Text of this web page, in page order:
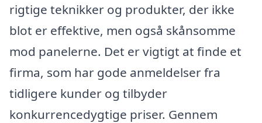
rigtige teknikker og produkter, der ikke
blot er effektive, men også skånsomme
mod panelerne. Det er vigtigt at finde et
firma, som har gode anmeldelser fra
tidligere kunder og tilbyder
konkurrencedygtige priser. Gennem